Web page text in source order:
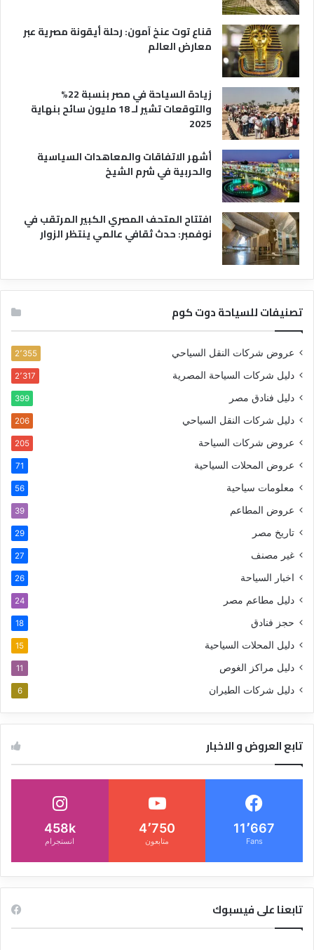
ح
ي
قناع توت عنخ آمون: رحلة أيقونة مصرية عبر
معارض العالم
زيادة السياحة في مصر بنسبة 22%
والتوقعات تشير لـ 18 مليون سائح بنهاية
2025
أشهر الاتفاقات والمعاهدات السياسية
والحربية في شرم الشيخ
افتتاح المتحف المصري الكبير المرتقب في
نوفمبر: حدث ثقافي عالمي ينتظر الزوار
تصنيفات للسياحة دوت كوم
عروض شركات النقل السياحي 2٬355
دليل شركات السياحة المصرية 2٬317
دليل فنادق مصر 399
دليل شركات النقل السياحي 206
عروض شركات السياحة 205
عروض المحلات السياحية 71
معلومات سياحية 56
عروض المطاعم 39
تاريخ مصر 29
غير مصنف 27
اخبار السياحة 26
دليل مطاعم مصر 24
حجز فنادق 18
دليل المحلات السياحية 15
دليل مراكز الغوص 11
دليل شركات الطيران 6
تابع العروض و الاخبار
11٬667
Fans
4٬750
متابعون
458k
انستجرام
تابعنا على فيسبوك